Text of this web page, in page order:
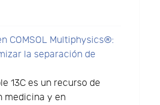
COMSOL Multiphysics®:
la separación de
13C es un recurso de
medicina y en